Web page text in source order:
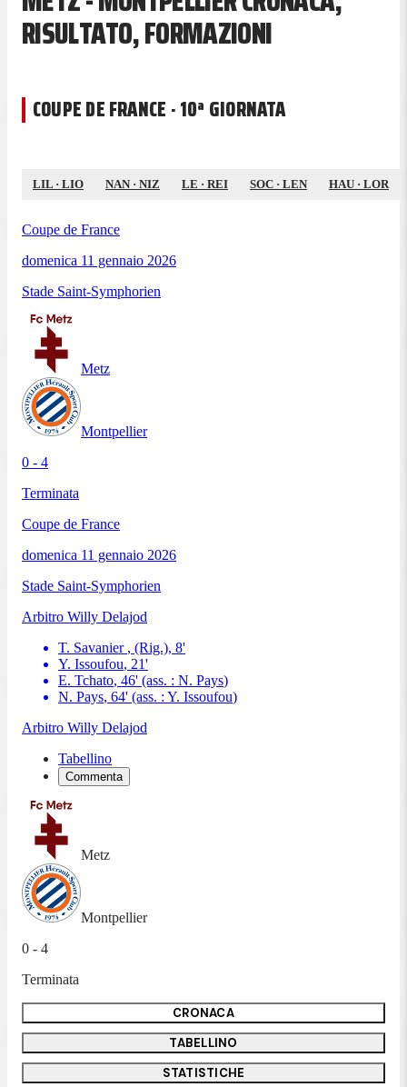
RISULTATO, FORMAZIONI
COUPE DE FRANCE · 10ª GIORNATA
LIL · LIO NAN · NIZ LE · REI SOC · LEN HAU · LOR
Coupe de France
domenica 11 gennaio 2026
Stade Saint-Symphorien
Metz
Montpellier
0 - 4
Terminata
Coupe de France
domenica 11 gennaio 2026
Stade Saint-Symphorien
Arbitro Willy Delajod
T. Savanier , (Rig.), 8'
Y. Issoufou, 21'
E. Tchato, 46' (ass. : N. Pays)
N. Pays, 64' (ass. : Y. Issoufou)
Arbitro Willy Delajod
Tabellino
Commenta
Metz
Montpellier
0 - 4
Terminata
CRONACA
TABELLINO
STATISTICHE